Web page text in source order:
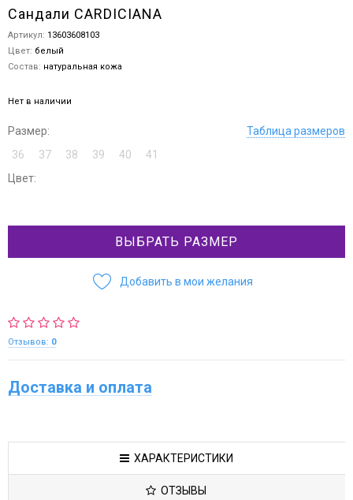
Сандали CARDICIANA
Артикул: 13603608103
Цвет: белый
Состав: натуральная кожа
Нет в наличии
Размер:
Таблица размеров
36
37 38 39 40
41
Цвет:
ВЫБРАТЬ РАЗМЕР
Добавить в мои желания
Отзывов: 0
Доставка и оплата
ХАРАКТЕРИСТИКИ
ОТЗЫВЫ